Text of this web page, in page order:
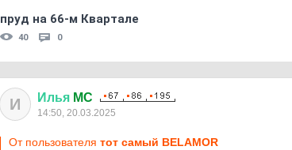
пруд на 66-м Квартале
40 0
И Илья MC
14:50, 20.03.2025
От пользователя тот самый BELAMOR